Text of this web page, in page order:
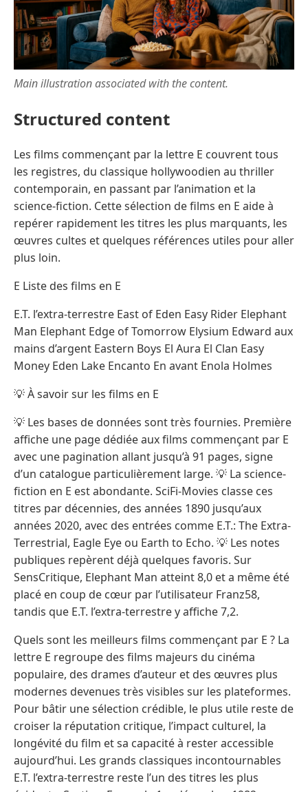
Main illustration associated with the content.
Structured content
Les films commençant par la lettre E couvrent tous
les registres, du classique hollywoodien au thriller
contemporain, en passant par l’animation et la
science-fiction. Cette sélection de films en E aide à
repérer rapidement les titres les plus marquants, les
œuvres cultes et quelques références utiles pour aller
plus loin.
E Liste des films en E
E.T. l’extra-terrestre East of Eden Easy Rider Elephant
Man Elephant Edge of Tomorrow Elysium Edward aux
mains d’argent Eastern Boys El Aura El Clan Easy
Money Eden Lake Encanto En avant Enola Holmes
💡 À savoir sur les films en E
💡 Les bases de données sont très fournies. Première
affiche une page dédiée aux films commençant par E
avec une pagination allant jusqu’à 91 pages, signe
d’un catalogue particulièrement large. 💡 La science-
fiction en E est abondante. SciFi-Movies classe ces
titres par décennies, des années 1890 jusqu’aux
années 2020, avec des entrées comme E.T.: The Extra-
Terrestrial, Eagle Eye ou Earth to Echo. 💡 Les notes
publiques repèrent déjà quelques favoris. Sur
SensCritique, Elephant Man atteint 8,0 et a même été
placé en coup de cœur par l’utilisateur Franz58,
tandis que E.T. l’extra-terrestre y affiche 7,2.
Quels sont les meilleurs films commençant par E ? La
lettre E regroupe des films majeurs du cinéma
populaire, des drames d’auteur et des œuvres plus
modernes devenues très visibles sur les plateformes.
Pour bâtir une sélection crédible, le plus utile reste de
croiser la réputation critique, l’impact culturel, la
longévité du film et sa capacité à rester accessible
aujourd’hui. Les grands classiques incontournables
E.T. l’extra-terrestre reste l’un des titres les plus